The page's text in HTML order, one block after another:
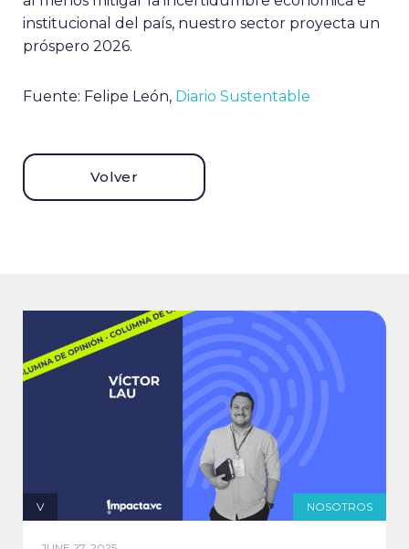
institucional del país, nuestro sector proyecta un
próspero 2026.
Fuente: Felipe León, Diario Sustentable
Volver
V NOSOTROS